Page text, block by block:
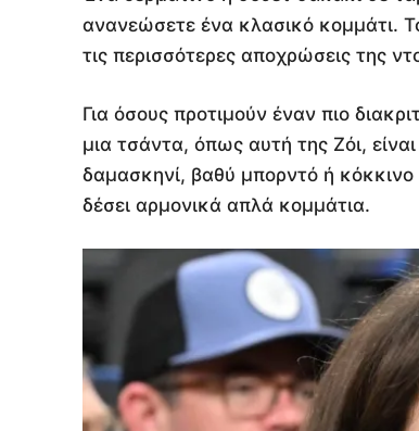
ανανεώσετε ένα κλασικό κομμάτι.
τις περισσότερες αποχρώσεις της
Για όσους προτιμούν έναν πιο
μια τσάντα, όπως αυτή της Ζόι,
δαμασκηνί, βαθύ μπορντό ή κόκκινο
δέσει αρμονικά απλά κομμάτια.